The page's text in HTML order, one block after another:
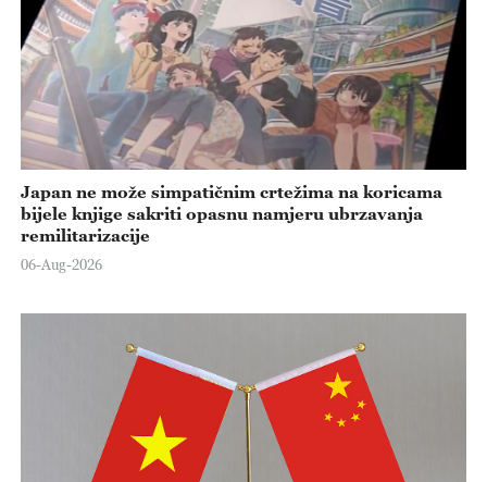
Japan ne može simpatičnim crtežima na koricama
bijele knjige sakriti opasnu namjeru ubrzavanja
remilitarizacije
06-Aug-2026